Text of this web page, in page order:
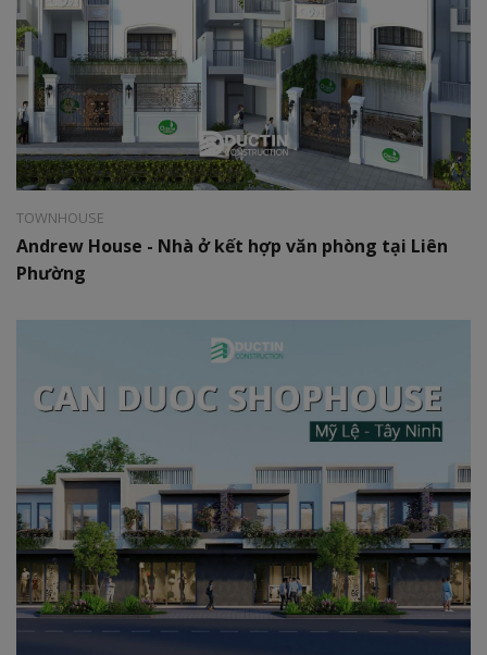
Style:Modern
Area:06 x 25m
TOWNHOUSE
Andrew House - Nhà ở kết hợp văn phòng tại Liên
Phường
Style:Modern
Area:06 x 25m